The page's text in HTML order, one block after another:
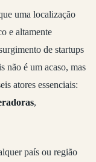
uma localização
e altamente
de startups
não é um acaso, mas
atores essenciais:
,
país ou região